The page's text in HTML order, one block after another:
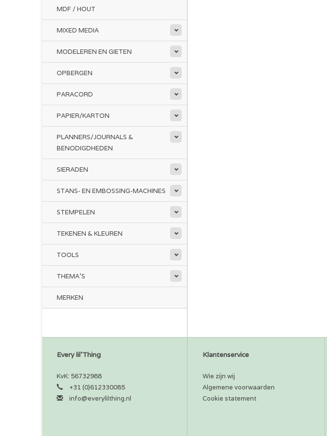
MDF / HOUT
MIXED MEDIA
MODELEREN EN GIETEN
OPBERGEN
PARACORD
PAPIER/KARTON
PLANNERS/JOURNALS &
BENODIGDHEDEN
SIERADEN
STANS- EN EMBOSSING-MACHINES
STEMPELEN
TEKENEN & KLEUREN
TOOLS
THEMA'S
MERKEN
Every lil'Thing
KvK: 56732988
+31 (0)612330085
info@everylilthing.nl
Klantenservice
Wie zijn wij
Algemene voorwaarden
Cookie statement